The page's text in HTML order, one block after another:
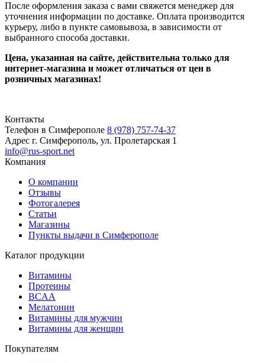
После оформления заказа с вами свяжется менеджер для
уточнения информации по доставке. Оплата производится
курьеру, либо в пункте самовывоза, в зависимости от
выбранного способа доставки.
Цена, указанная на сайте, действительна только для
интернет-магазина и может отличаться от цен в
розничных магазинах!
Контакты
Телефон в Симферополе 8 (978) 757-74-37
Адрес г. Симферополь, ул. Пролетарская 1
info@rus-sport.net
Компания
О компании
Отзывы
Фотогалерея
Статьи
Магазины
Пункты выдачи в Симферополе
Каталог продукции
Витамины
Протеины
BCAA
Мелатонин
Витамины для мужчин
Витамины для женщин
Покупателям